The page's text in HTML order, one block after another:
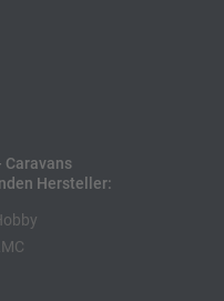
Caravans
Hersteller: